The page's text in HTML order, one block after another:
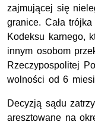
zajmującej się
granice. Cała
Kodeksu karnego,
innym osobom
Rzeczypospolitej
wolności od 6
Decyzją sądu
aresztowane na